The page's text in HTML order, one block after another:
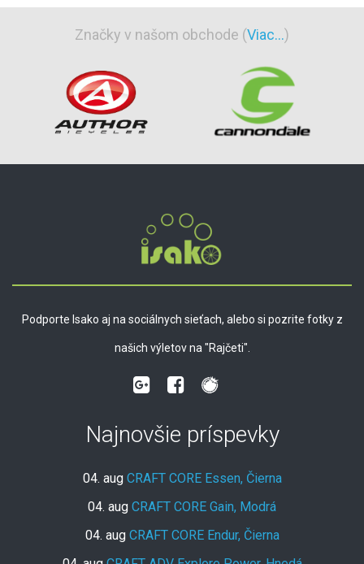
Značky v našom obchode (Viac...)
Podporte Isako aj na sociálnych sieťach, alebo si pozrite fotky z
našich výletov na "Rajčeti".
Najnovšie príspevky
04. aug CRAFT CORE Essen, Čierna
04. aug CRAFT CORE Gain, Modrá
04. aug CRAFT CORE Endur, Čierna